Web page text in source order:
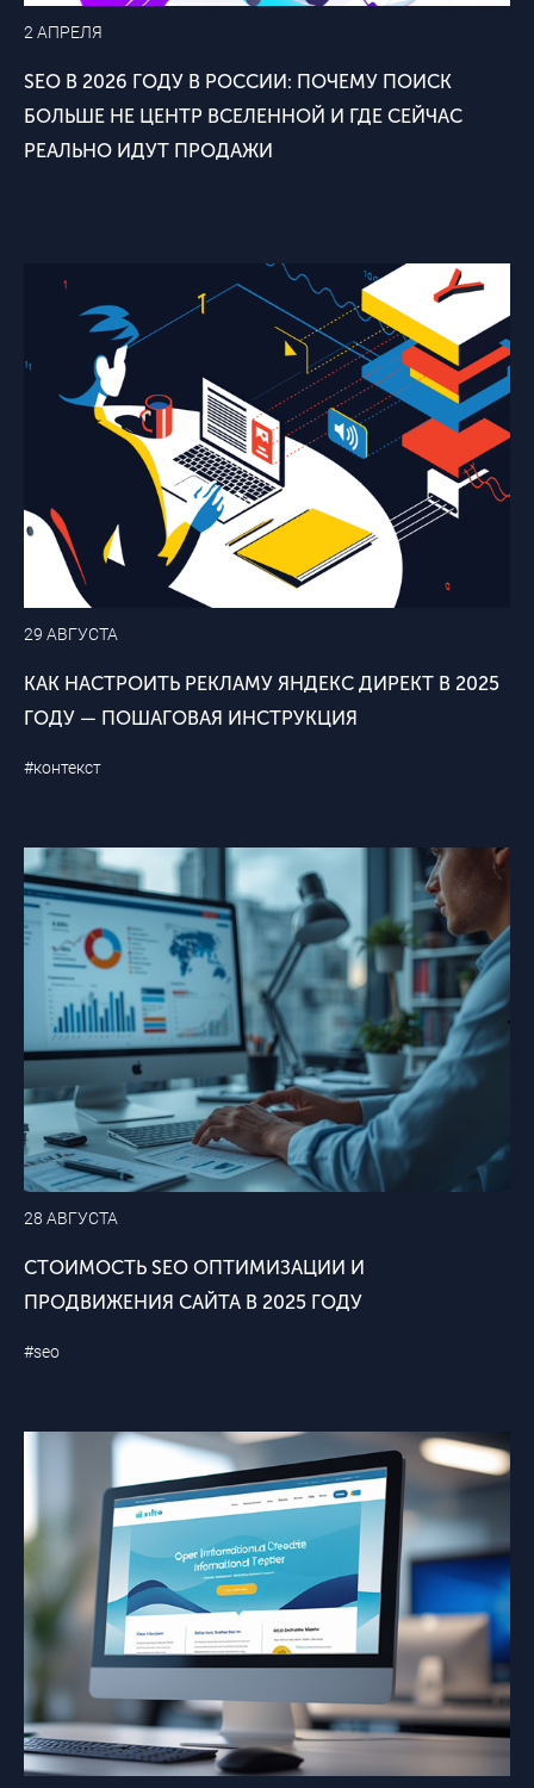
2 АПРЕЛЯ
SEO В 2026 ГОДУ В РОССИИ: ПОЧЕМУ ПОИСК
БОЛЬШЕ НЕ ЦЕНТР ВСЕЛЕННОЙ И ГДЕ СЕЙЧАС
РЕАЛЬНО ИДУТ ПРОДАЖИ
29 АВГУСТА
КАК НАСТРОИТЬ РЕКЛАМУ ЯНДЕКС ДИРЕКТ В 2025
ГОДУ — ПОШАГОВАЯ ИНСТРУКЦИЯ
#контекст
28 АВГУСТА
СТОИМОСТЬ SEO ОПТИМИЗАЦИИ И
ПРОДВИЖЕНИЯ САЙТА В 2025 ГОДУ
#seo